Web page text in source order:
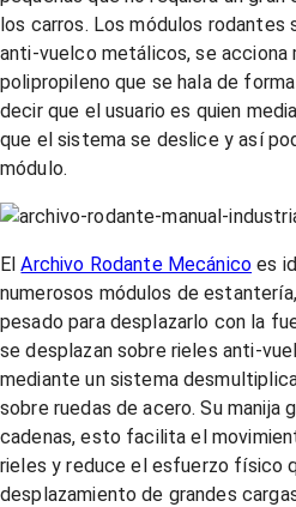
los carros. Los módulos rodantes
anti-vuelco metálicos, se acciona
polipropileno que se hala de
decir que el usuario es quien
que el sistema se deslice y así
módulo.
ElArchivo Rodante Mecánico es
numerosos módulos de
pesado para desplazarlo con la
se desplazan sobre rieles anti-
mediante un sistema
sobre ruedas de acero. Su manija
cadenas, esto facilita el
rieles y reduce el esfuerzo físico
desplazamiento de grandes